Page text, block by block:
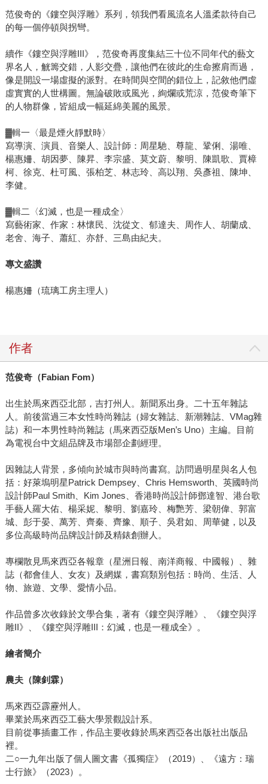
范俊奇的《鏤空與浮雕》系列，領我們看風流名人溫柔款待自己
的每一個停頓與拐彎。
續作《鏤空與浮雕III》，范俊奇再度集結三十位不同年代的藝文
界名人，觥籌交錯，人影交疊，讓他們在彼此的生命擦肩而過，
像是開設一場虛擬的派對。在時間與空間的錯位上，記敘他們虛
虛實實的人世構圖。無論破敗或風光，絢爛或荒涼，范俊奇筆下
的人物群像，皆組成一幅延綿美麗的風景。
▓輯一〈最是煙火靜默時〉
寫導演、演員、音樂人、設計師：周星馳、尊龍、鞏俐、湯唯、
楊惠姍、胡因夢、陳昇、李宗盛、莫文蔚、黎明、陳凱歌、賈樟
柯、徐克、杜可風、張柏芝、林志玲、高以翔、吳彥祖、陳坤、
李健。
▓輯二〈幻滅，也是一種成全〉
寫藝術家、作家：林懷民、沈從文、郁達夫、周作人、胡蘭成、
老舍、海子、蕭紅、亦舒、三島由紀夫。
專文盛讚
楊惠姍（琉璃工房主理人）
作者
范俊奇（Fabian Fom）
出生於馬來西亞北部，吉打州人。新聞系出身。二十五年雜誌
人。前後當過三本女性時尚雜誌（婦女雜誌、新潮雜誌、VMag雜
誌）和一本男性時尚雜誌（馬來西亞版Men’s Uno）主編。目前
為電視台中文組品牌及市場部企劃經理。
因雜誌人背景，多傾向於城市與時尚書寫。訪問過明星與名人包
括：好萊塢明星Patrick Dempsey、Chris Hemsworth、英國時尚
設計師Paul Smith、Kim Jones、香港時尚設計師鄧達智、港台歌
手藝人羅大佑、楊采妮、黎明、劉嘉玲、梅艷芳、梁朝偉、郭富
城、彭于晏、萬芳、齊秦、齊豫、順子、吳君如、周華健，以及
多位高級時尚品牌設計師及精錶創辦人。
專欄散見馬來西亞各報章（星洲日報、南洋商報、中國報）、雜
誌（都會佳人、女友）及網媒，書寫類別包括：時尚、生活、人
物、旅遊、文學、愛情小品。
作品曾多次收錄於文學合集，著有《鏤空與浮雕》、《鏤空與浮
雕II》、《鏤空與浮雕III：幻滅，也是一種成全》。
繪者簡介
農夫（陳釗霖）
馬來西亞霹靂州人。
畢業於馬來西亞工藝大學景觀設計系。
目前從事插畫工作，作品主要收錄於馬來西亞各出版社出版品
裡。
二○一九年出版了個人圖文書《孤獨症》（2019）、《遠方：瑞
士行旅》（2023）。